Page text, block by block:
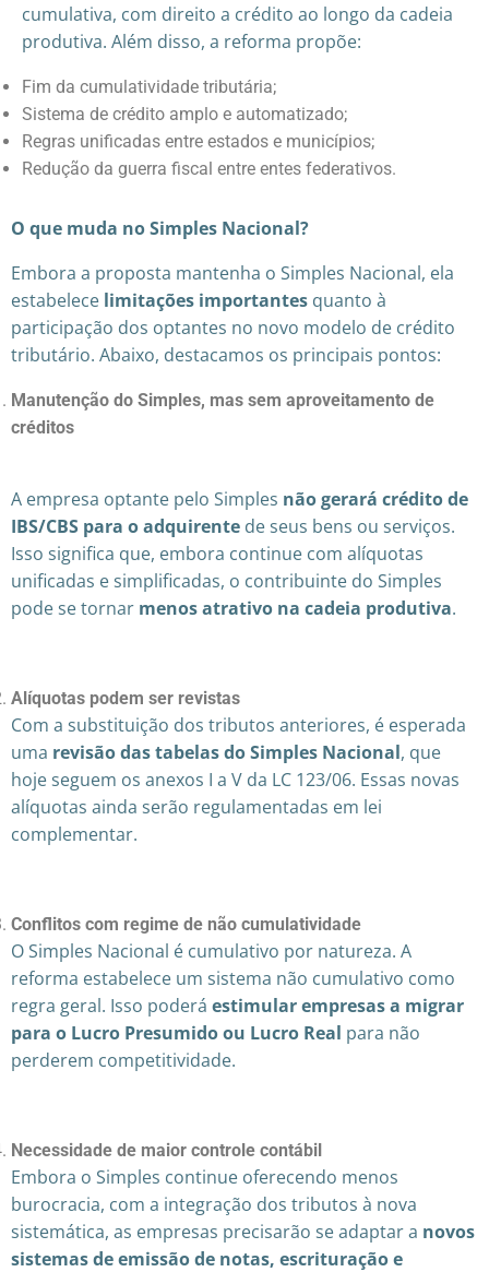
cumulativa, com direito a crédito ao longo da cadeia
produtiva. Além disso, a reforma propõe:
Fim da cumulatividade tributária;
Sistema de crédito amplo e automatizado;
Regras unificadas entre estados e municípios;
Redução da guerra fiscal entre entes federativos.
O que muda no Simples Nacional?
Embora a proposta mantenha o Simples Nacional, ela
estabelece limitações importantes quanto à
participação dos optantes no novo modelo de crédito
tributário. Abaixo, destacamos os principais pontos:
Manutenção do Simples, mas sem aproveitamento de
créditos
A empresa optante pelo Simples não gerará crédito de
IBS/CBS para o adquirente de seus bens ou serviços.
Isso significa que, embora continue com alíquotas
unificadas e simplificadas, o contribuinte do Simples
pode se tornar menos atrativo na cadeia produtiva.
Alíquotas podem ser revistas
Com a substituição dos tributos anteriores, é esperada
uma revisão das tabelas do Simples Nacional, que
hoje seguem os anexos I a V da LC 123/06. Essas novas
alíquotas ainda serão regulamentadas em lei
complementar.
Conflitos com regime de não cumulatividade
O Simples Nacional é cumulativo por natureza. A
reforma estabelece um sistema não cumulativo como
regra geral. Isso poderá estimular empresas a migrar
para o Lucro Presumido ou Lucro Real para não
perderem competitividade.
Necessidade de maior controle contábil
Embora o Simples continue oferecendo menos
burocracia, com a integração dos tributos à nova
sistemática, as empresas precisarão se adaptar a novos
sistemas de emissão de notas, escrituração e